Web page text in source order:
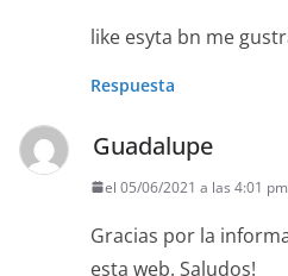
like esyta bn me
Respuesta
Guadalupe
el 05/06/2021 a las 4:01 pm
Gracias por la
esta web. Saludos!